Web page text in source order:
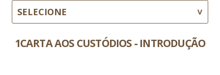
SELECIONE
1CARTA AOS CUSTÓDIOS - INTRODUÇÃO